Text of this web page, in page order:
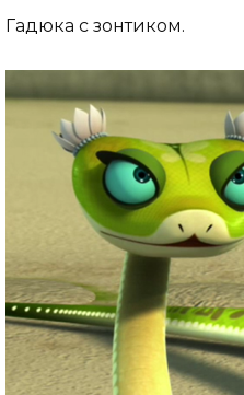
Гадюка с зонтиком.